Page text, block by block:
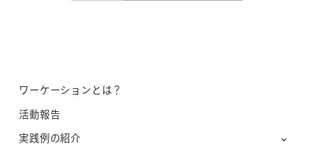
ワーケーションとは？
活動報告
実践例の紹介